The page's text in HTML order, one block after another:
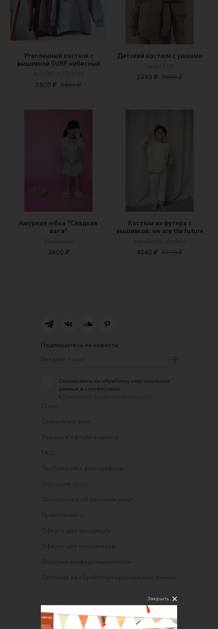
Утепленный костюм с
вышивкой SURF небесный
KOOKOOSHON
5800 ₽ 6800 ₽
Детский костюм с ушками
Timbu kids
3290 ₽ 3800 ₽
Ажурная юбка "Сладкая
вата"
Minimerini
2600 ₽
Костюм из футера с
вышивкой: we are the future
mamirkids.clothes
4240 ₽ 5300 ₽
Подпишитесь на новости
Соглашаюсь на обработку персональных
данных в соответствии
с
О нас
Открыть магазин
Участие в офлайн-маркете
FAQ
Требования к фотографиям
Обратная связь
Соглашение об оказании услуг
Правила сайта
Оферта для продавцов
Оферта для покупателей
Политика конфиденциальности
Согласие на обработку персональных данных
Закрыть